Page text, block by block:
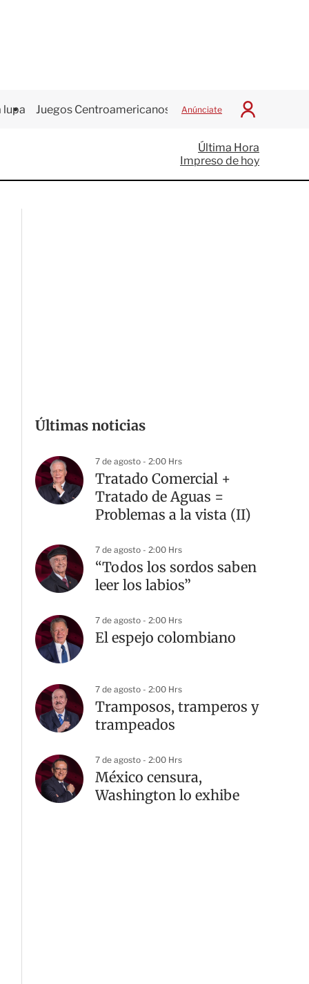
lupa Juegos Centroamericanos Anúnciate
I
c
i
a
Última Hora
Impreso de hoy
Últimas noticias
7 de agosto - 2:00 Hrs
Tratado Comercial +
Tratado de Aguas =
Problemas a la vista (II)
7 de agosto - 2:00 Hrs
“Todos los sordos saben
leer los labios”
7 de agosto - 2:00 Hrs
El espejo colombiano
7 de agosto - 2:00 Hrs
Tramposos, tramperos y
trampeados
7 de agosto - 2:00 Hrs
México censura,
Washington lo exhibe